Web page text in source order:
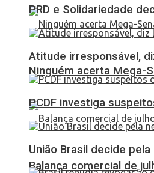
Ninguém acerta Mega-
Balança comercial de
PRD e Solidariedade
Atitude irresponsável,
PCDF investiga
União Brasil decide